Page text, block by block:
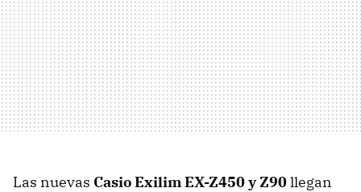
Las nuevas Casio Exilim EX-Z450 y Z90llegan